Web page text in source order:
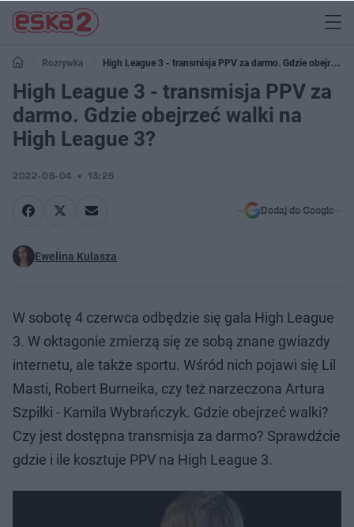
Rozrywka
High League 3 - transmisja PPV za darmo. Gdzie obejrzeć
walki na High League 3?
High League 3 - transmisja PPV za
darmo. Gdzie obejrzeć walki na
High League 3?
2022-06-04 13:25
Dodaj do Google
Ewelina Kulasza
W sobotę 4 czerwca odbędzie się gala High League
3. W oktagonie zmierzą się ze sobą znane gwiazdy
internetu, ale także sportu. Wśród nich pojawi się Lil
Masti, Robert Burneika, czy też narzeczona Artura
Szpilki - Kamila Wybrańczyk. Gdzie obejrzeć walki?
Czy jest dostępna transmisja za darmo? Sprawdźcie
gdzie i ile kosztuje PPV na High League 3.